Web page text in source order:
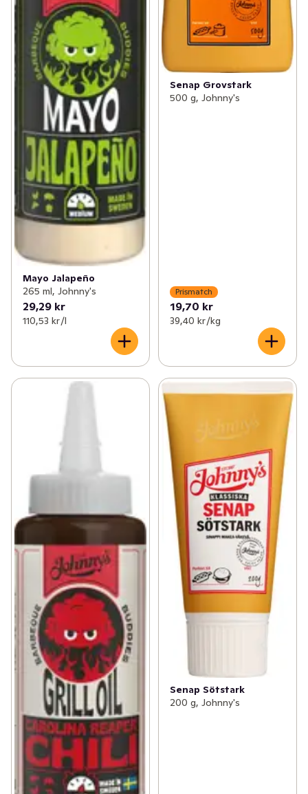
Mayo Jalapeño
265 ml, Johnny's
29,29 kr
110,53 kr /l
Senap Grovstark
500 g, Johnny's
Prismatch
19,70 kr
39,40 kr /kg
Senap Sötstark
200 g, Johnny's